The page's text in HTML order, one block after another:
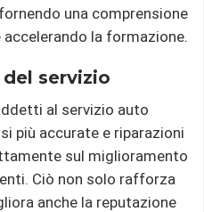
una comprensione
la formazione.
del servizio
al servizio auto
più accurate e riparazioni
sul miglioramento
Ciò non solo rafforza
anche la reputazione